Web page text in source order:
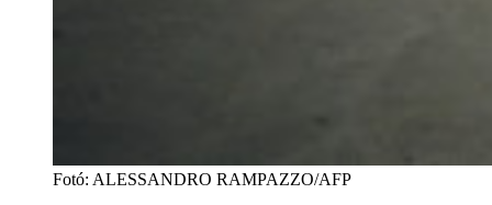
Fotó: ALESSANDRO RAMPAZZO/AFP